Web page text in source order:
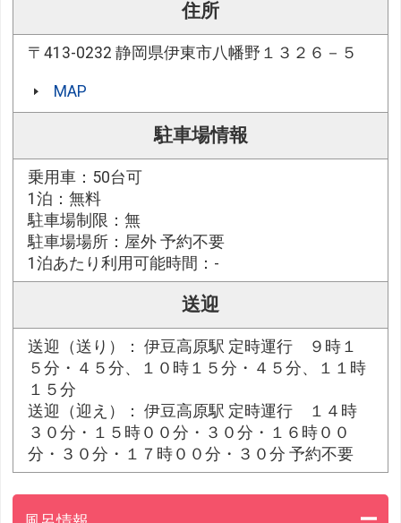
住所
〒413-0232 静岡県伊東市八幡野１３２６－５
MAP
駐車場情報
乗用車：50台可
1泊：無料
駐車場制限：無
駐車場場所：屋外 予約不要
1泊あたり利用可能時間：-
送迎
送迎（送り）： 伊豆高原駅 定時運行 ９時１
５分・４５分、１０時１５分・４５分、１１時
１５分
送迎（迎え）： 伊豆高原駅 定時運行 １４時
３０分・１５時００分・３０分・１６時００
分・３０分・１７時００分・３０分 予約不要